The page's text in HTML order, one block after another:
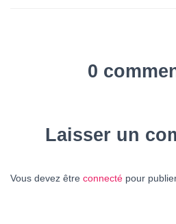
0
Laisser un
Vous devez être connecté pour